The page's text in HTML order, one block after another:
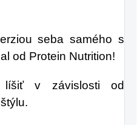
seba samého s
od Protein Nutrition!
líšiť v závislosti od